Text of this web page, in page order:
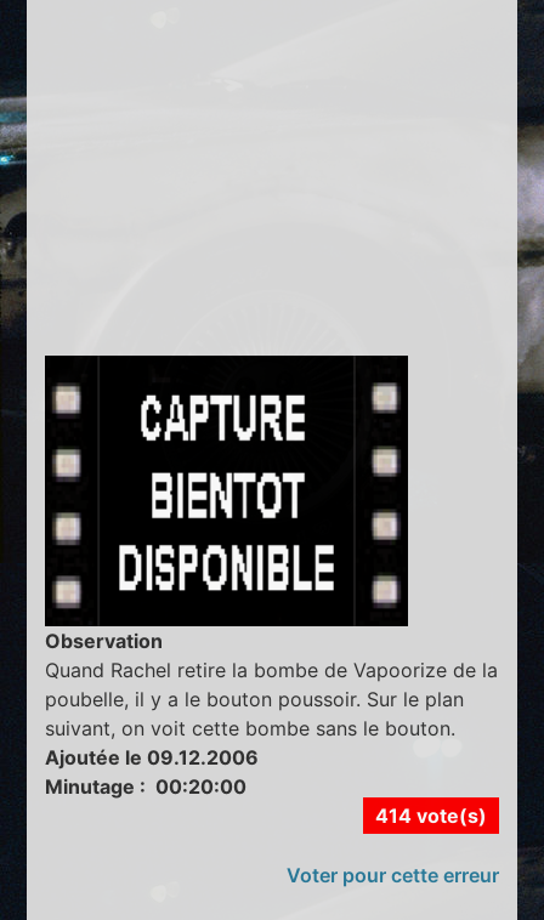
Observation
Quand Rachel retire la bombe de Vapoorize de la
poubelle, il y a le bouton poussoir. Sur le plan
suivant, on voit cette bombe sans le bouton.
Ajoutée le 09.12.2006
Minutage : 00:20:00
414 vote(s)
Voter pour cette erreur